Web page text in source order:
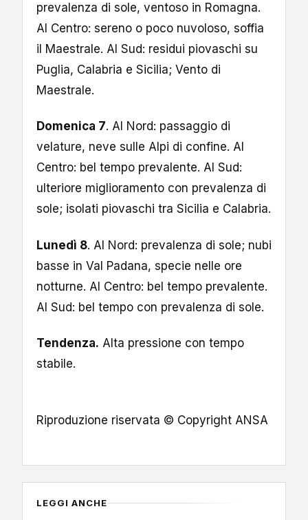
prevalenza di sole, ventoso in Romagna.
Al Centro: sereno o poco nuvoloso, soffia
il Maestrale. Al Sud: residui piovaschi su
Puglia, Calabria e Sicilia; Vento di
Maestrale.
Domenica 7. Al Nord: passaggio di
velature, neve sulle Alpi di confine. Al
Centro: bel tempo prevalente. Al Sud:
ulteriore miglioramento con prevalenza di
sole; isolati piovaschi tra Sicilia e Calabria.
Lunedì 8. Al Nord: prevalenza di sole; nubi
basse in Val Padana, specie nelle ore
notturne. Al Centro: bel tempo prevalente.
Al Sud: bel tempo con prevalenza di sole.
Tendenza. Alta pressione con tempo
stabile.
Riproduzione riservata © Copyright ANSA
LEGGI ANCHE